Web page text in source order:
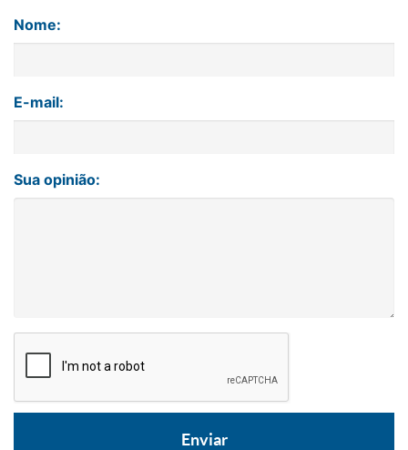
Nome:
E-mail:
Sua opinião: